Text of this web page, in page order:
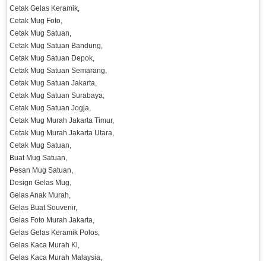
Cetak Gelas Keramik,
Cetak Mug Foto,
Cetak Mug Satuan,
Cetak Mug Satuan Bandung,
Cetak Mug Satuan Depok,
Cetak Mug Satuan Semarang,
Cetak Mug Satuan Jakarta,
Cetak Mug Satuan Surabaya,
Cetak Mug Satuan Jogja,
Cetak Mug Murah Jakarta Timur,
Cetak Mug Murah Jakarta Utara,
Cetak Mug Satuan,
Buat Mug Satuan,
Pesan Mug Satuan,
Design Gelas Mug,
Gelas Anak Murah,
Gelas Buat Souvenir,
Gelas Foto Murah Jakarta,
Gelas Gelas Keramik Polos,
Gelas Kaca Murah Kl,
Gelas Kaca Murah Malaysia,